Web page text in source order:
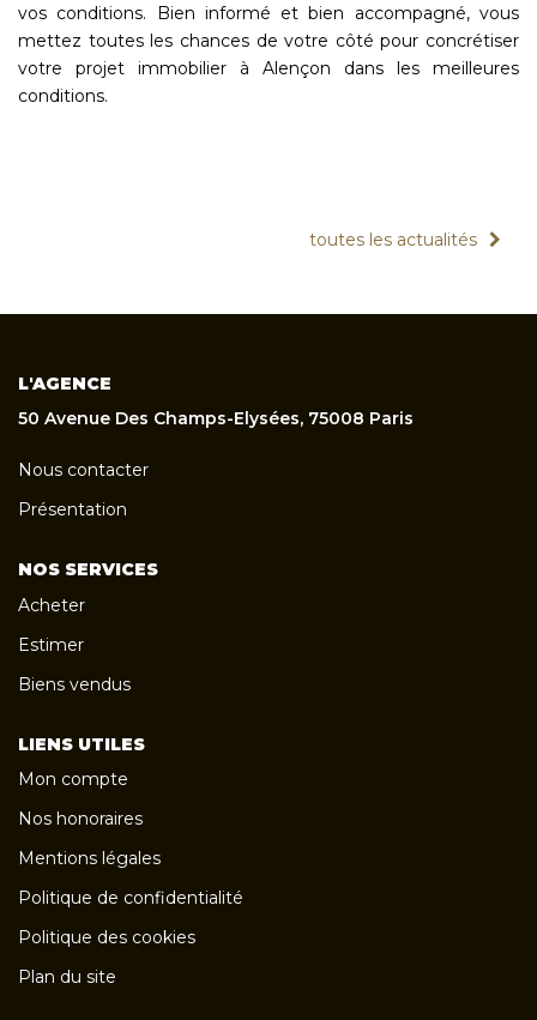
vos conditions. Bien informé et bien accompagné, vous
mettez toutes les chances de votre côté pour concrétiser
votre projet immobilier à Alençon dans les meilleures
conditions.
toutes les actualités
L'AGENCE
50 Avenue Des Champs-Elysées, 75008 Paris
Nous contacter
Présentation
NOS SERVICES
Acheter
Estimer
Biens vendus
LIENS UTILES
Mon compte
Nos honoraires
Mentions légales
Politique de confidentialité
Politique des cookies
Plan du site